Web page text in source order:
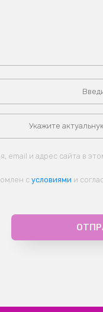
email и адрес сайта в
сусловиями и